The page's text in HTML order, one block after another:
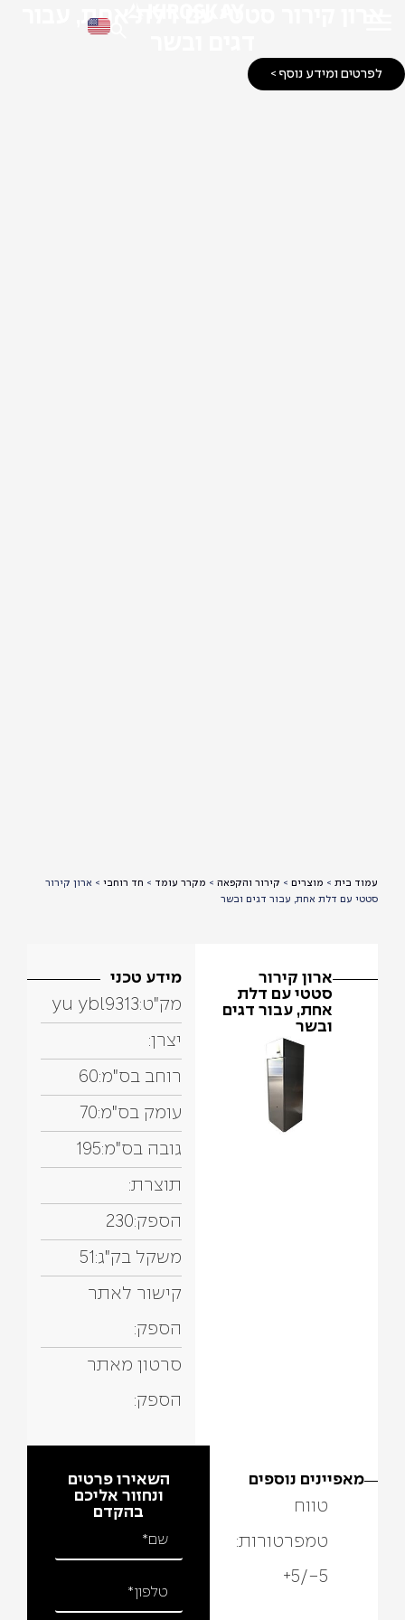
ארון קירור סטטי עם דלת אחת, עבור
לפרטים ומידע נוסף >
עמוד בית > מוצרים > קירור והקפאה > מקרר עומד > חד רוחבי > ארון קירור
סטטי עם דלת אחת, עבור דגים ובשר
ארון קירור
סטטי עם דלת
אחת, עבור דגים
ובשר
מידע טכני
מק"ט:yu ybl9313
יצרן:
רוחב בס"מ:60
עומק בס"מ:70
גובה בס"מ:195
תוצרת:
הספק:230
משקל בק"ג: 51
קישור לאתר
הספק:
סרטון מאתר
הספק:
מאפיינים נוספים
טווח
טמפרטורות:
5-/5+
השאירו פרטים
ונחזור אליכם
בהקדם